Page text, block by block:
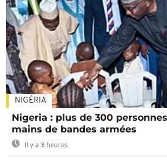
NIGÉRIA
Nigeria : plus de 300
mains de bandes armées
Il y a 3 heures